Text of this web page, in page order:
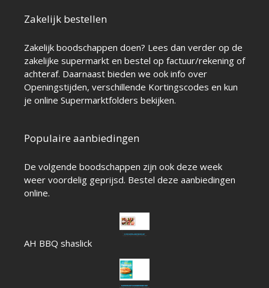
Zakelijk bestellen
Zakelijk boodschappen doen? Lees dan verder op de
zakelijke supermarkt en bestel op factuur/rekening of
achteraf. Daarnaast bieden we ook info over
Openingstijden, verschillende Kortingscodes en kun
je online Supermarktfolders bekijken.
Populaire aanbiedingen
De volgende boodschappen zijn ook deze week
weer voordelig geprijsd. Bestel deze aanbiedingen
online.
AH BBQ shaslick